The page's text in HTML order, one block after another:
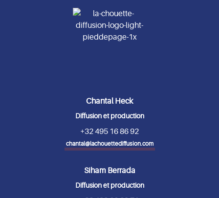
Chantal Heck
Diffusion et production
+32 495 16 86 92
chantal@lachouettediffusion.com
Siham Berrada
Diffusion et production